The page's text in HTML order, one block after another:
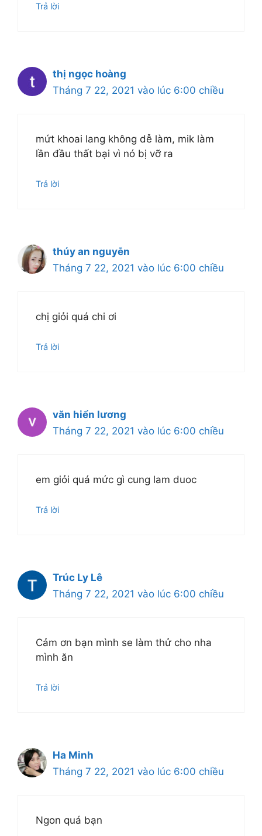
Trả lời
thị ngọc hoàng
Tháng 7 22, 2021 vào lúc 6:00 chiều
mứt khoai lang không dễ làm, mik làm
lần đầu thất bại vì nó bị vỡ ra
Trả lời
thúy an nguyễn
Tháng 7 22, 2021 vào lúc 6:00 chiều
chị giỏi quá chi ơi
Trả lời
văn hiển lương
Tháng 7 22, 2021 vào lúc 6:00 chiều
em giỏi quá mức gì cung lam duoc
Trả lời
Trúc Ly Lê
Tháng 7 22, 2021 vào lúc 6:00 chiều
Cảm ơn bạn mình se làm thử cho nha
mình ăn
Trả lời
Ha Minh
Tháng 7 22, 2021 vào lúc 6:00 chiều
Ngon quá bạn